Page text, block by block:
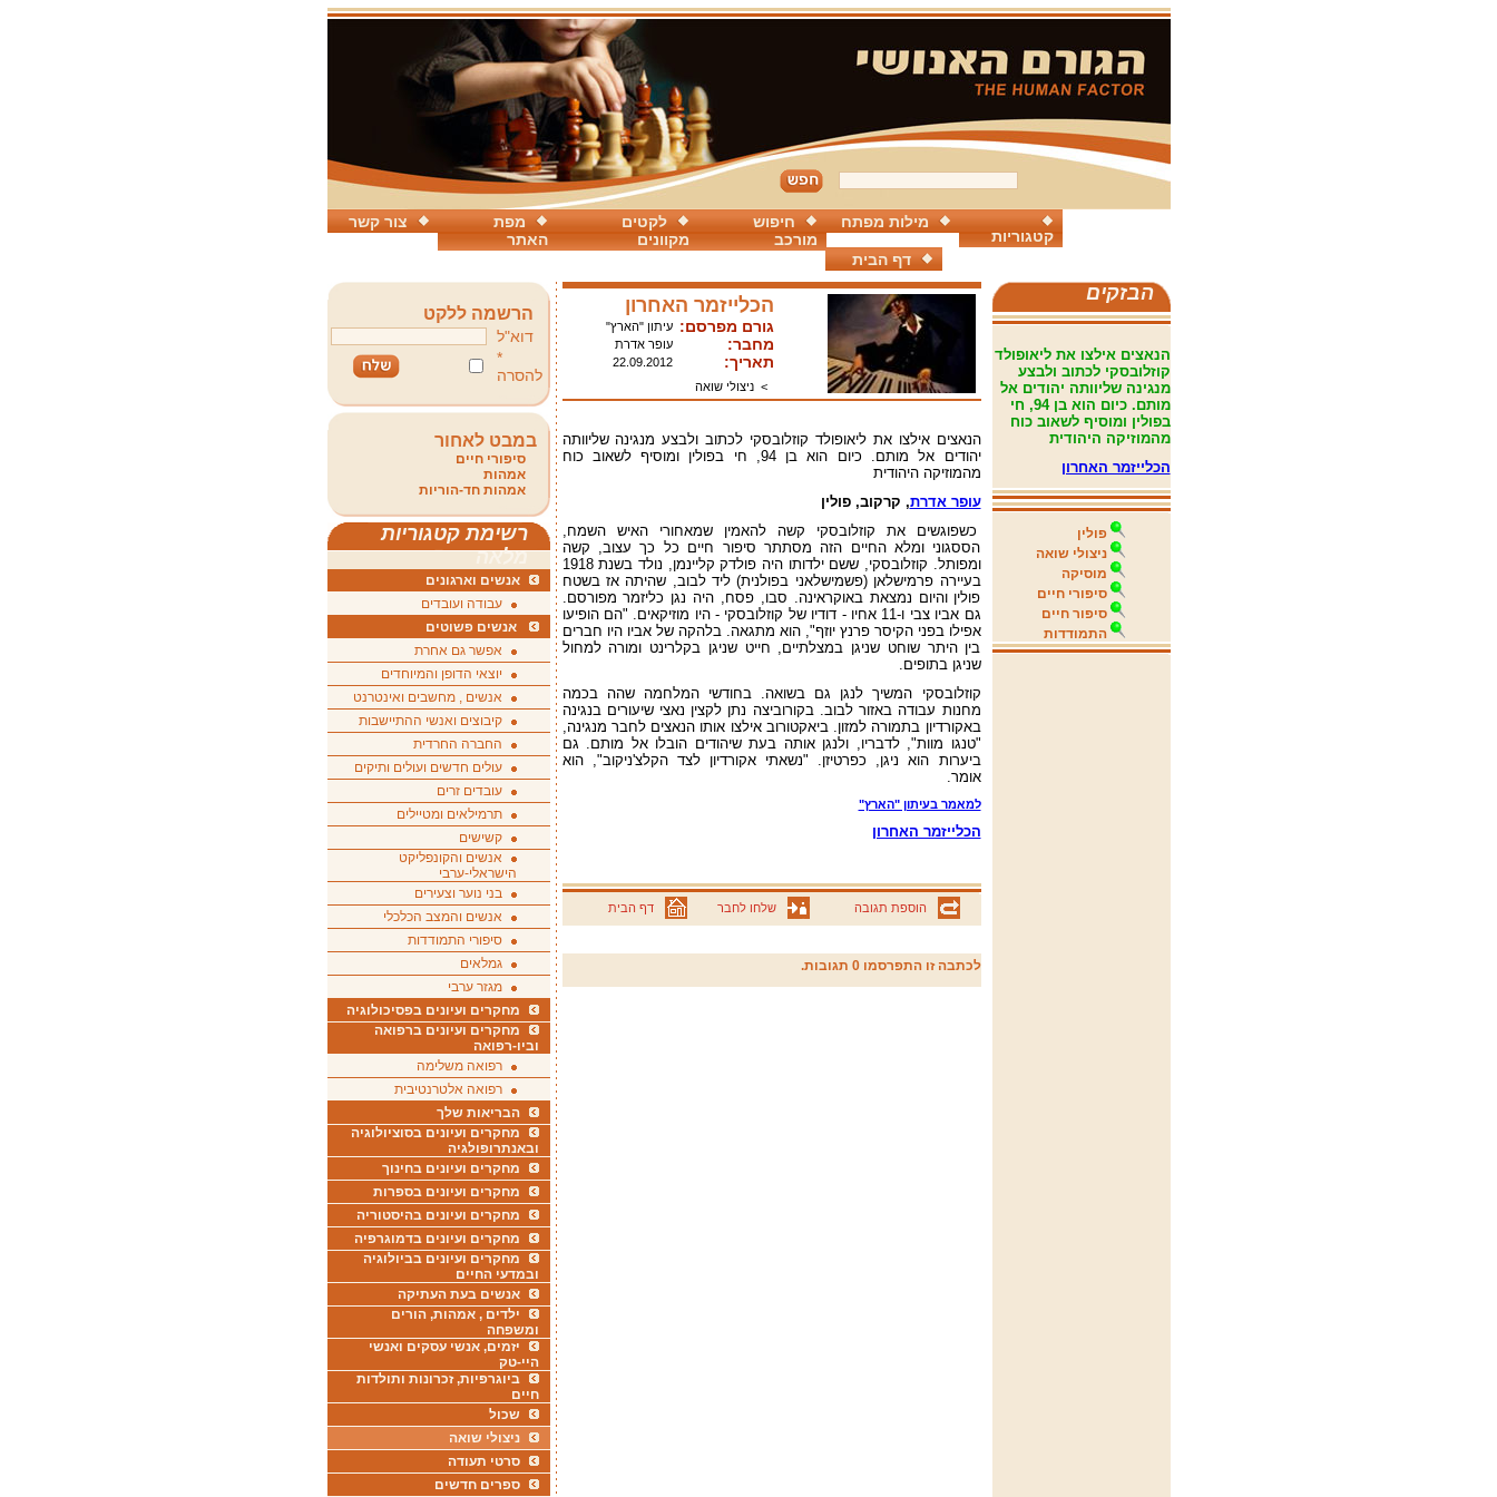
צור קשר
מפת
האתר
לקטים
מקוונים
חיפוש
מורכב
מילות מפתח
קטגוריות
דף הבית
הבזקים
הנאצים אילצו את ליאופולד
קוזלובסקי לכתוב ולבצע
מנגינה שליוותה יהודים אל
מותם. כיום הוא בן 94, חי
בפולין ומוסיף לשאוב כוח
מהמוזיקה היהודית
הכלייזמר האחרון
פולין
ניצולי שואה
מוסיקה
סיפורי חיים
סיפור חיים
התמודדות
הכלייזמר האחרון
גורם מפרסם: עיתון "הארץ"
מחבר: עופר אדרת
תאריך:
22.09.2012
>ניצולי שואה
הנאצים אילצו את ליאופולד קוזלובסקי לכתוב ולבצע מנגינה שליוותה
יהודים אל מותם. כיום הוא בן 94, חי בפולין ומוסיף לשאוב כוח
מהמוזיקה היהודית
עופר אדרת, קרקוב, פולין
כשפוגשים את קוזלובסקי קשה להאמין שמאחורי האיש השמח,
הססגוני ומלא החיים הזה מסתתר סיפור חיים כל כך עצוב, קשה
ומפותל. קוזלובסקי, ששם ילדותו היה פולדק קליינמן, נולד בשנת 1918
בעיירה פרמישלאן (פשמישלאני בפולנית) ליד לבוב, שהיתה אז בשטח
פולין והיום נמצאת באוקראינה. סבו, פסח, היה נגן כליזמר מפורסם.
גם אביו צבי ו-11 אחיו - דודיו של קוזלובסקי - היו מוזיקאים. "הם הופיעו
אפילו בפני הקיסר פרנץ יוזף", הוא מתגאה. בלהקה של אביו היו חברים
בין היתר שוחט שניגן במצלתיים, חייט שניגן בקלרינט ומורה למחול
שניגן בתופים.
קוזלובסקי המשיך לנגן גם בשואה. בחודשי המלחמה שהה בכמה
מחנות עבודה באזור לבוב. בקורוביצה נתן לקצין נאצי שיעורים בנגינה
באקורדיון בתמורה למזון. ביאקטורוב אילצו אותו הנאצים לחבר מנגינה,
"טנגו מוות", לדבריו, ולנגן אותה בעת שיהודים הובלו אל מותם. גם
ביערות הוא ניגן, כפרטיזן. "נשאתי אקורדיון לצד הקלצ'ניקוב", הוא
אומר.
למאמר בעיתון "הארץ"
הכלייזמר האחרון
הוספת תגובה שלחו לחבר דף הבית
לכתבה זו התפרסמו 0 תגובות.
הרשמה ללקט
דוא"ל
*
להסרה
במבט לאחור
סיפורי חיים
אמהות
אמהות חד-הוריות
רשימת קטגוריות
מלאה
אנשים וארגונים
עבודה ועובדים
אנשים פשוטים
אפשר גם אחרת
יוצאי הדופן והמיוחדים
אנשים , מחשבים ואינטרנט
קיבוצים ואנשי ההתיישבות
החברה החרדית
עולים חדשים ועולים ותיקים
עובדים זרים
תרמילאים ומטיילים
קשישים
אנשים והקונפליקט
הישראלי-ערבי
בני נוער וצעירים
אנשים והמצב הכלכלי
סיפורי התמודדות
גמלאים
מגזר ערבי
מחקרים ועיונים בפסיכולוגיה
מחקרים ועיונים ברפואה
וביו-רפואה
רפואה משלימה
רפואה אלטרנטיבית
הבריאות שלך
מחקרים ועיונים בסוציולוגיה
ובאנתרופולגיה
מחקרים ועיונים בחינוך
מחקרים ועיונים בספרות
מחקרים ועיונים בהיסטוריה
מחקרים ועיונים בדמוגרפיה
מחקרים ועיונים בביולוגיה
ובמדעי החיים
אנשים בעת העתיקה
ילדים , אמהות, הורים
ומשפחה
יזמים, אנשי עסקים ואנשי
היי-טק
ביוגרפיות, זכרונות ותולדות
חיים
שכול
ניצולי שואה
סרטי תעודה
ספרים חדשים